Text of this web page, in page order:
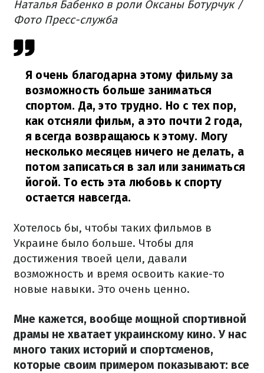
Наталья Бабенко в роли Оксаны Ботурчук /
Фото Пресс-служба
Я очень благодарна этому фильму за
возможность больше заниматься
спортом. Да, это трудно. Но с тех пор,
как отсняли фильм, а это почти 2 года,
я всегда возвращаюсь к этому. Могу
несколько месяцев ничего не делать, а
потом записаться в зал или заниматься
йогой. То есть эта любовь к спорту
остается навсегда.
Хотелось бы, чтобы таких фильмов в
Украине было больше. Чтобы для
достижения твоей цели, давали
возможность и время освоить какие-то
новые навыки. Это очень ценно.
Мне кажется, вообще мощной спортивной
драмы не хватает украинскому кино. У нас
много таких историй и спортсменов,
которые своим примером показывают: все